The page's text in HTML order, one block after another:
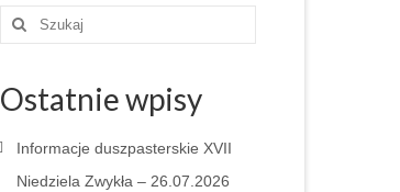
Szuklaj
Ostatnie wpisy
Informacje duszpasterskie XVII
Niedziela Zwykła – 26.07.2026